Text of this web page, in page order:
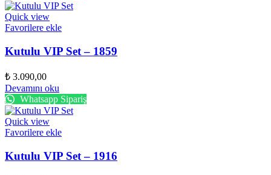
Quick view
Favorilere ekle
Kutulu VIP Set – 1859
₺ 3.090,00
Devamını oku
Whatsapp Sipariş
Quick view
Favorilere ekle
Kutulu VIP Set – 1916